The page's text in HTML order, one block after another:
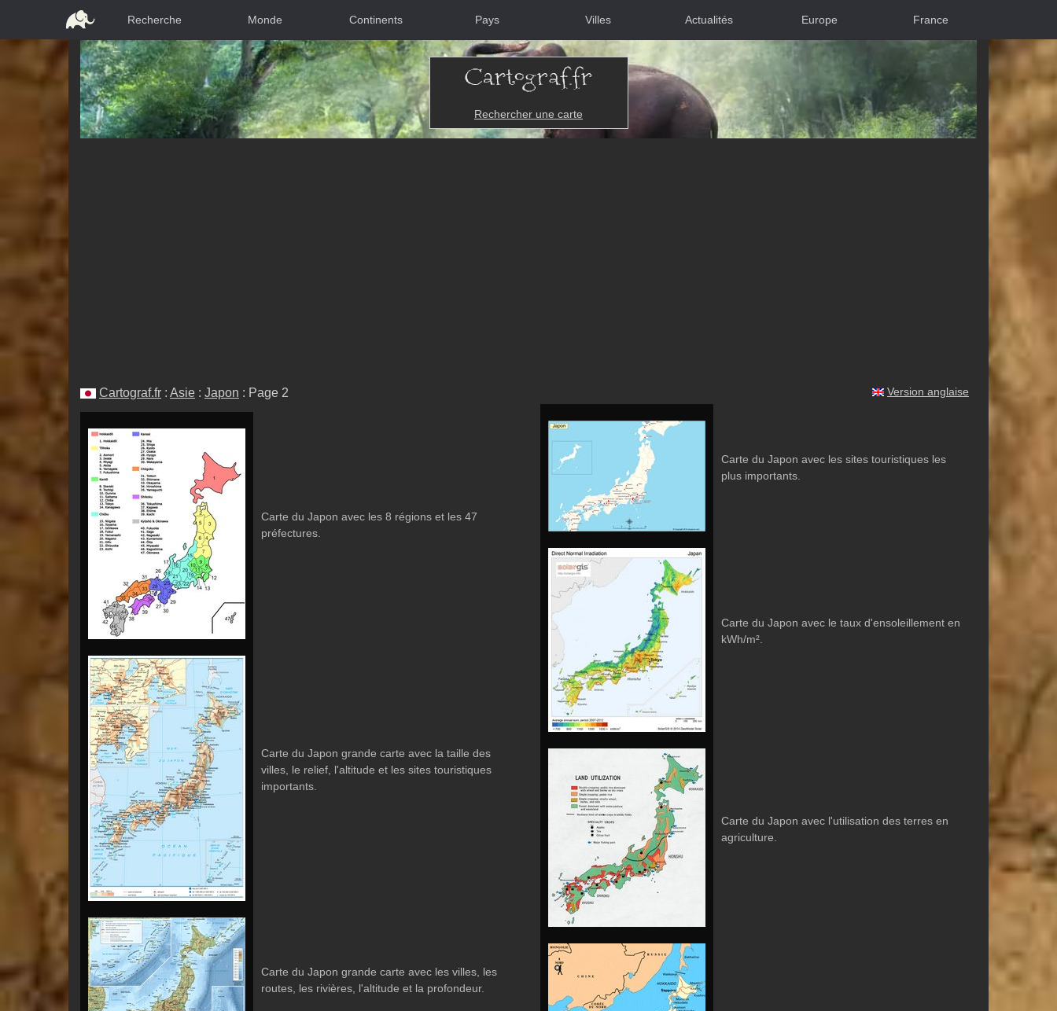
Recherche Monde Continents Pays Villes Actualités Europe France
Rechercher une carte
Cartograf.fr : Asie : Japon : Page 2
Carte du Japon avec les 8 régions et les 47
préfectures.
Carte du Japon grande carte avec la taille des
villes, le relief, l'altitude et les sites touristiques
importants.
Carte du Japon grande carte avec les villes, les
routes, les rivières, l'altitude et la profondeur.
Version anglaise
Carte du Japon avec les sites touristiques les
plus importants.
Carte du Japon avec le taux d'ensoleillement en
kWh/m².
Carte du Japon avec l'utilisation des terres en
agriculture.